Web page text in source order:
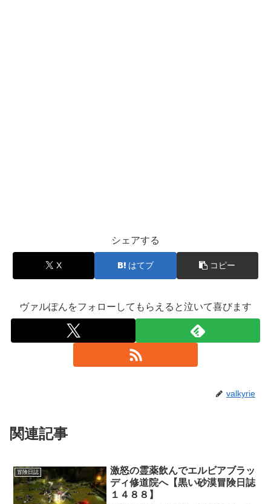
シェアする
X はてブ コピー
ヴァルぽんをフォローしてもらえると泣いて喜びます
valkyrie
関連記事
冒険日誌
激怒の霊薬飲んでエルビアブラッ
ディ修道院へ【黒い砂漠冒険日誌
１４８８】